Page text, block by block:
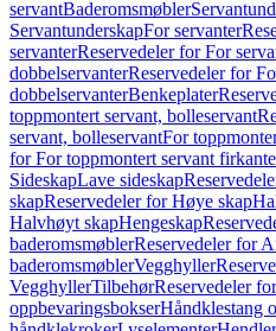
servantBaderomsmøbler
ServantunderskapFor servanter
servanterReservedeler for For
dobbelservanterReservedeler for
dobbelservanterBenkeplater
toppmontert servant, bolleservant
servant, bolleservantFor
for For toppmontert servant
SideskapLave sideskap
skapReservedeler for Høye skap
Halvhøyt skapHengeskap
baderomsmøblerReservedeler for
baderomsmøblerVegghyller
VegghyllerTilbehørReservedeler
oppbevaringsbokserHåndklestang